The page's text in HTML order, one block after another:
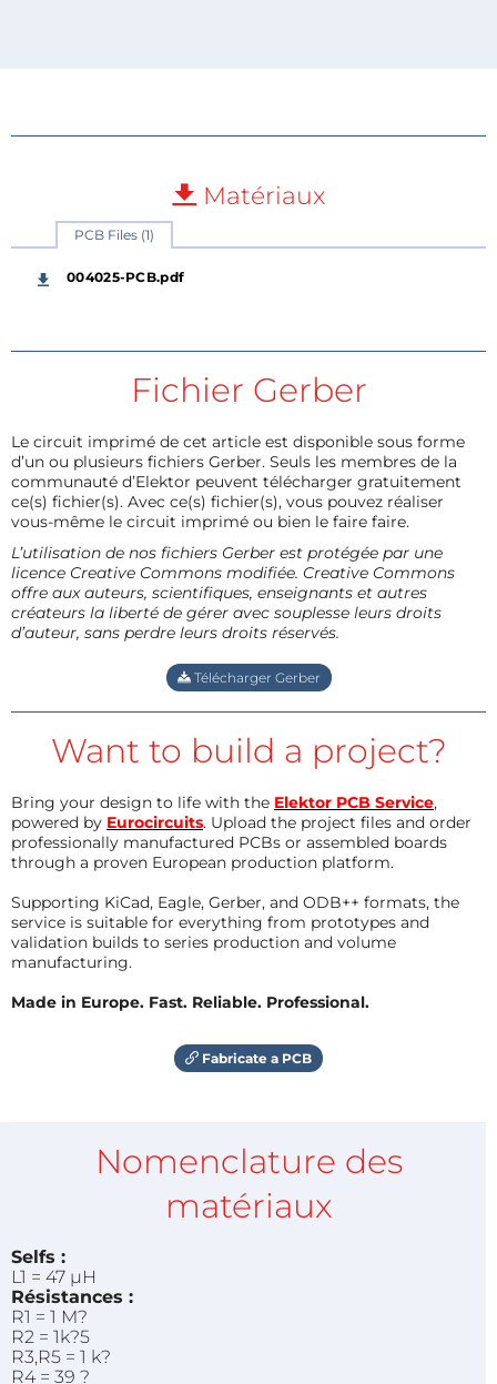
Matériaux
PCB Files (1)
004025-PCB.pdf
Fichier Gerber
Le circuit imprimé de cet article est disponible sous forme
d’un ou plusieurs fichiers Gerber. Seuls les membres de la
communauté d’Elektor peuvent télécharger gratuitement
ce(s) fichier(s). Avec ce(s) fichier(s), vous pouvez réaliser
vous-même le circuit imprimé ou bien le faire faire.
L’utilisation de nos fichiers Gerber est protégée par une
licence Creative Commons modifiée. Creative Commons
offre aux auteurs, scientifiques, enseignants et autres
créateurs la liberté de gérer avec souplesse leurs droits
d’auteur, sans perdre leurs droits réservés.
Télécharger Gerber
Want to build a project?
Bring your design to life with the Elektor PCB Service,
powered by Eurocircuits. Upload the project files and order
professionally manufactured PCBs or assembled boards
through a proven European production platform.
Supporting KiCad, Eagle, Gerber, and ODB++ formats, the
service is suitable for everything from prototypes and
validation builds to series production and volume
manufacturing.
Made in Europe. Fast. Reliable. Professional.
Fabricate a PCB
Nomenclature des
matériaux
Selfs :
L1 = 47 µH
Résistances :
R1 = 1 M?
R2 = 1k?5
R3,R5 = 1 k?
R4 = 39 ?